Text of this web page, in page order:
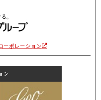
ーポレーション
ン